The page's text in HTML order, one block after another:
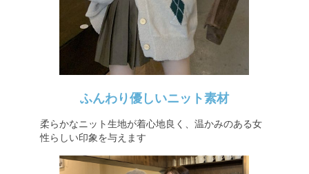
ふんわり優しいニット素材
柔らかなニット生地が着心地良く、温かみのある女
性らしい印象を与えます